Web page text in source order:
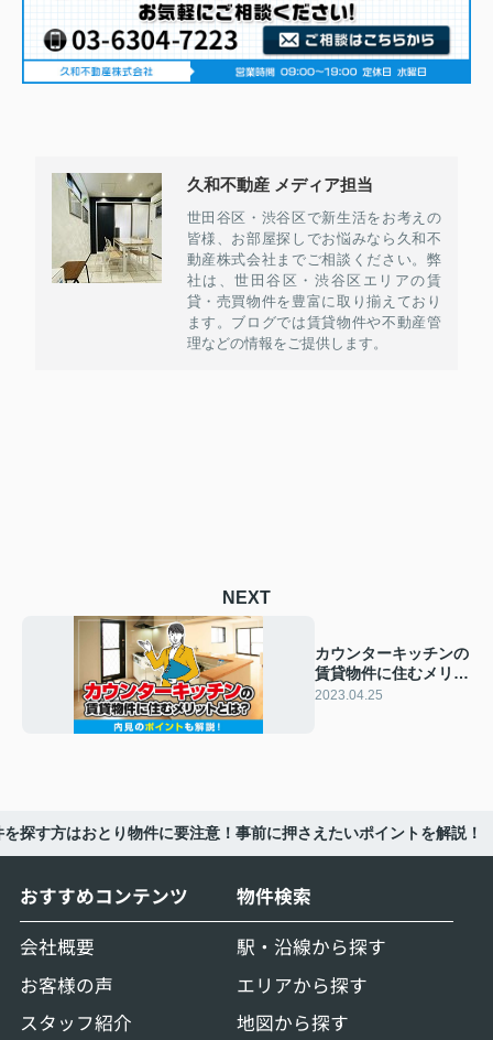
久和不動産 メディア担当
世田谷区・渋谷区で新生活をお考えの
皆様、お部屋探しでお悩みなら久和不
動産株式会社までご相談ください。弊
社は、世田谷区・渋谷区エリアの賃
貸・売買物件を豊富に取り揃えており
ます。ブログでは賃貸物件や不動産管
理などの情報をご提供します。
NEXT
カウンターキッチンの
賃貸物件に住むメリッ
トとは？内見のポイン
2023.04.25
探す方はおとり物件に要注意！事前に押さえたいポイントを解説！
おすすめコンテンツ
会社概要
お客様の声
スタッフ紹介
物件検索
駅・沿線から探す
エリアから探す
地図から探す